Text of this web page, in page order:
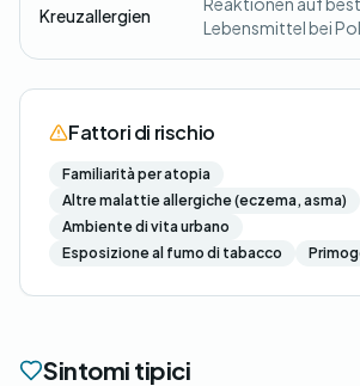
Kreuzallergien
Lebensmittel bei
Fattori di rischio
Familiarità per atopia
Altre malattie allergiche (eczema, asma)
Ambiente di vita urbano
Esposizione al fumo di tabacco
Sintomi tipici